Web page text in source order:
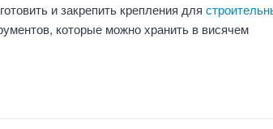
и закрепить крепления для
которые можно хранить в висячем